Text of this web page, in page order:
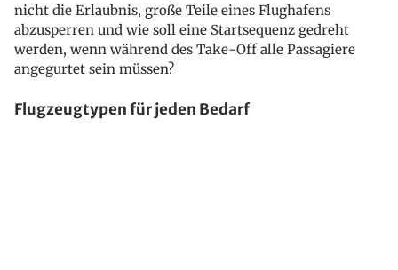
nicht die Erlaubnis, große Teile eines Flughafens
abzusperren und wie soll eine Startsequenz gedreht
werden, wenn während des Take-Off alle Passagiere
angegurtet sein müssen?
Flugzeugtypen für jeden Bedarf